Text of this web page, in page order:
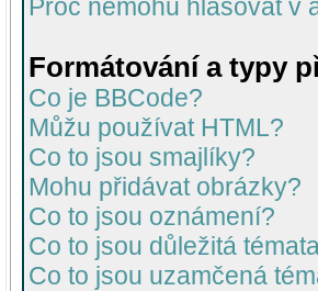
Proč nemohu hlasovat v
Formátování a typy
Co je BBCode?
Můžu používat HTML?
Co to jsou smajlíky?
Mohu přidávat obrázky?
Co to jsou oznámení?
Co to jsou důležitá
Co to jsou uzamčená